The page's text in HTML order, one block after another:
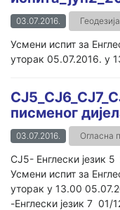
03.07.2016. Геодезија
Усмени испит за
уторак 05.07.2016. у
писменог
03.07.2016. Огласна
СЈ5- Енглески
Усмени испит за
уторак у 13.00
-Енглески језик 7